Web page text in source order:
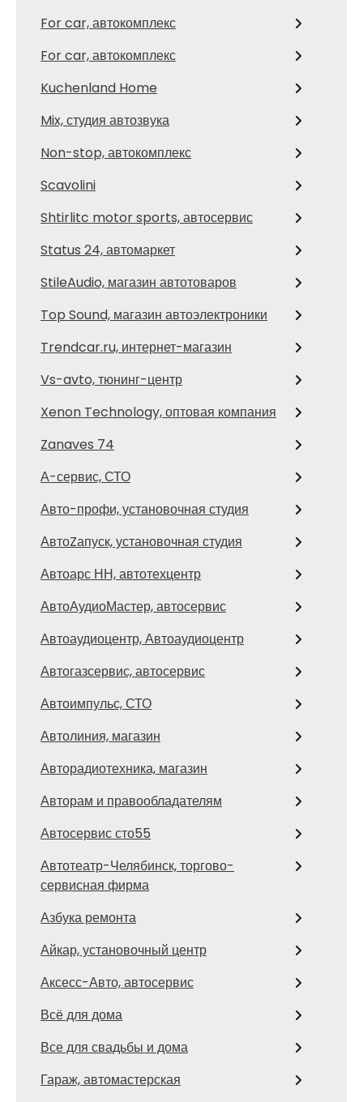
For car, автокомплекс
For car, автокомплекс
Kuchenland Home
Mix, студия автозвука
Non-stop, автокомплекс
Scavolini
Shtirlitc motor sports, автосервис
Status 24, автомаркет
StileAudio, магазин автотоваров
Top Sound, магазин автоэлектроники
Trendcar.ru, интернет-магазин
Vs-avto, тюнинг-центр
Xenon Technology, оптовая компания
Zanaves 74
А-сервис, СТО
Авто-профи, установочная студия
АвтоZапуск, установочная студия
Автоарс НН, автотехцентр
АвтоАудиоМастер, автосервис
Автоаудиоцентр, Автоаудиоцентр
Автогазсервис, автосервис
Автоимпульс, СТО
Автолиния, магазин
Авторадиотехника, магазин
Авторам и правообладателям
Автосервис сто55
Автотеатр-Челябинск, торгово-
сервисная фирма
Азбука ремонта
Айкар, установочный центр
Аксесс-Авто, автосервис
Всё для дома
Все для свадьбы и дома
Гараж, автомастерская